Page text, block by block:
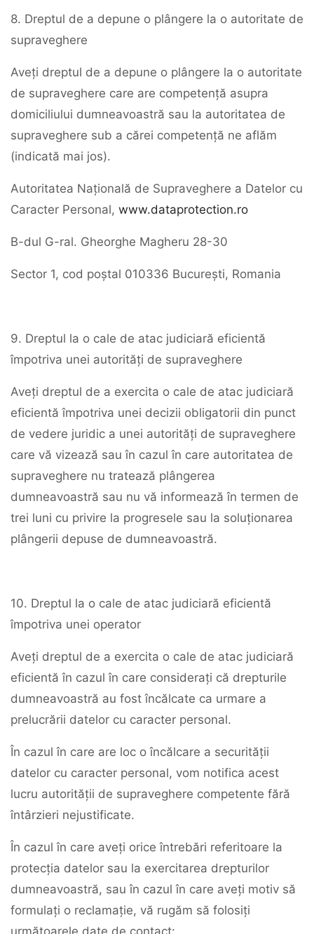
8. Dreptul de a depune o plângere la o autoritate de
supraveghere
Aveți dreptul de a depune o plângere la o autoritate
de supraveghere care are competență asupra
domiciliului dumneavoastră sau la autoritatea de
supraveghere sub a cărei competență ne aflăm
(indicată mai jos).
Autoritatea Națională de Supraveghere a Datelor cu
Caracter Personal, www.dataprotection.ro
B-dul G-ral. Gheorghe Magheru 28-30
Sector 1, cod poștal 010336 București, Romania
9. Dreptul la o cale de atac judiciară eficientă
împotriva unei autorități de supraveghere
Aveți dreptul de a exercita o cale de atac judiciară
eficientă împotriva unei decizii obligatorii din punct
de vedere juridic a unei autorități de supraveghere
care vă vizează sau în cazul în care autoritatea de
supraveghere nu tratează plângerea
dumneavoastră sau nu vă informează în termen de
trei luni cu privire la progresele sau la soluționarea
plângerii depuse de dumneavoastră.
10. Dreptul la o cale de atac judiciară eficientă
împotriva unei operator
Aveți dreptul de a exercita o cale de atac judiciară
eficientă în cazul în care considerați că drepturile
dumneavoastră au fost încălcate ca urmare a
prelucrării datelor cu caracter personal.
În cazul în care are loc o încălcare a securității
datelor cu caracter personal, vom notifica acest
lucru autorității de supraveghere competente fără
întârzieri nejustificate.
În cazul în care aveți orice întrebări referitoare la
protecția datelor sau la exercitarea drepturilor
dumneavoastră, sau în cazul în care aveți motiv să
formulați o reclamație, vă rugăm să folosiți
următoarele date de contact: